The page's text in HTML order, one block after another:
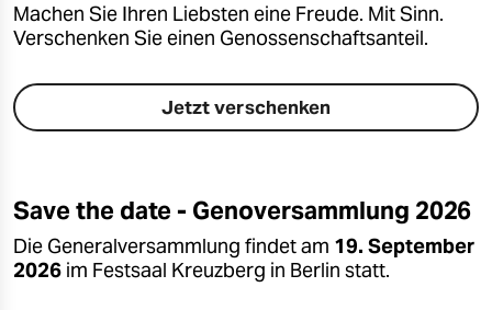
Machen Sie Ihren Liebsten eine Freude. Mit Sinn.
Verschenken Sie einen Genossenschaftsanteil.
Jetzt verschenken
Save the date - Genoversammlung 2026
Die Generalversammlung findet am 19. September
2026 im Festsaal Kreuzberg in Berlin statt.